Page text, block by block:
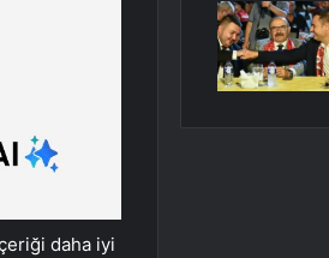
daha iyi